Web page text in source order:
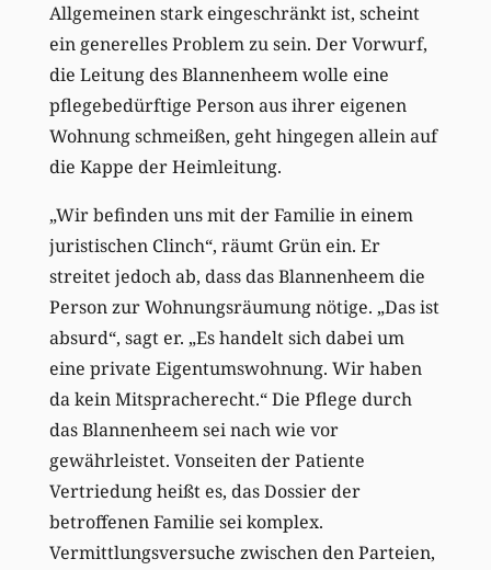
Allgemeinen stark eingeschränkt ist, scheint
ein generelles Problem zu sein. Der Vorwurf,
die Leitung des Blannenheem wolle eine
pflegebedürftige Person aus ihrer eigenen
Wohnung schmeißen, geht hingegen allein auf
die Kappe der Heimleitung.
„Wir befinden uns mit der Familie in einem
juristischen Clinch“, räumt Grün ein. Er
streitet jedoch ab, dass das Blannenheem die
Person zur Wohnungsräumung nötige. „Das ist
absurd“, sagt er. „Es handelt sich dabei um
eine private Eigentumswohnung. Wir haben
da kein Mitspracherecht.“ Die Pflege durch
das Blannenheem sei nach wie vor
gewährleistet. Vonseiten der Patiente
Vertriedung heißt es, das Dossier der
betroffenen Familie sei komplex.
Vermittlungsversuche zwischen den Parteien,